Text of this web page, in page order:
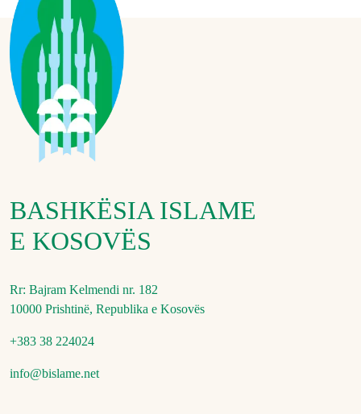
BASHKËSIA ISLAME
E KOSOVËS
Rr: Bajram Kelmendi nr. 182
10000 Prishtinë, Republika e Kosovës
+383 38 224024
info@bislame.net